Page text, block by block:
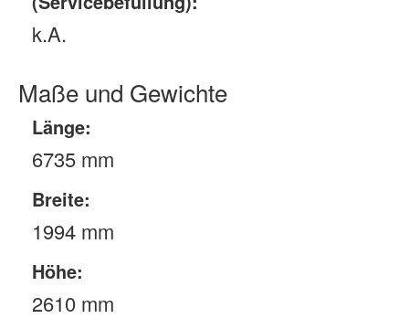
k.A.
Maße und Gewichte
Länge:
6735 mm
Breite:
1994 mm
Höhe:
2610 mm